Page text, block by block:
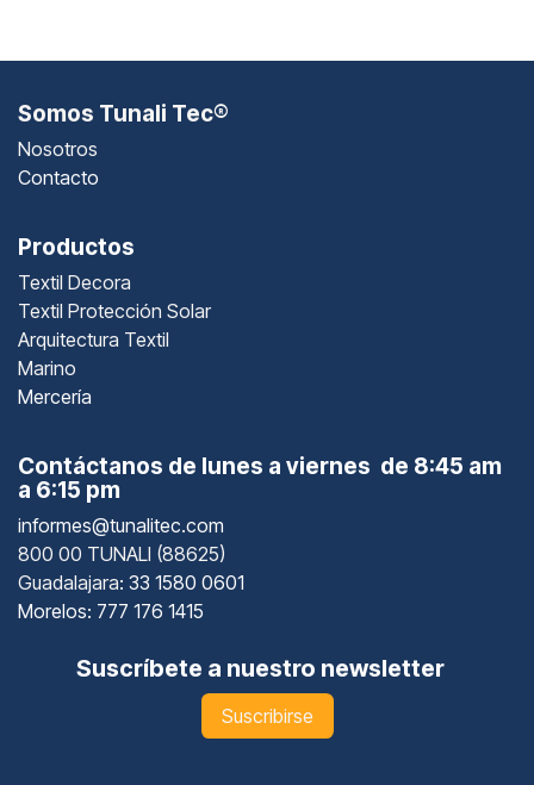
Somos Tunali Tec®
Nosotros
Contacto
Productos
Textil Decora
Textil Protección Solar
Arquitectura Textil
Marino
Mercería
Contáctanos de lunes a viernes de 8:45 am
a 6:15 pm
informes@tunalitec.com
800 00 TUNALI (88625)
Guadalajara: 33 1580 0601
Morelos: 777 176 1415
Suscríbete a nuestro newsletter
Suscribirse